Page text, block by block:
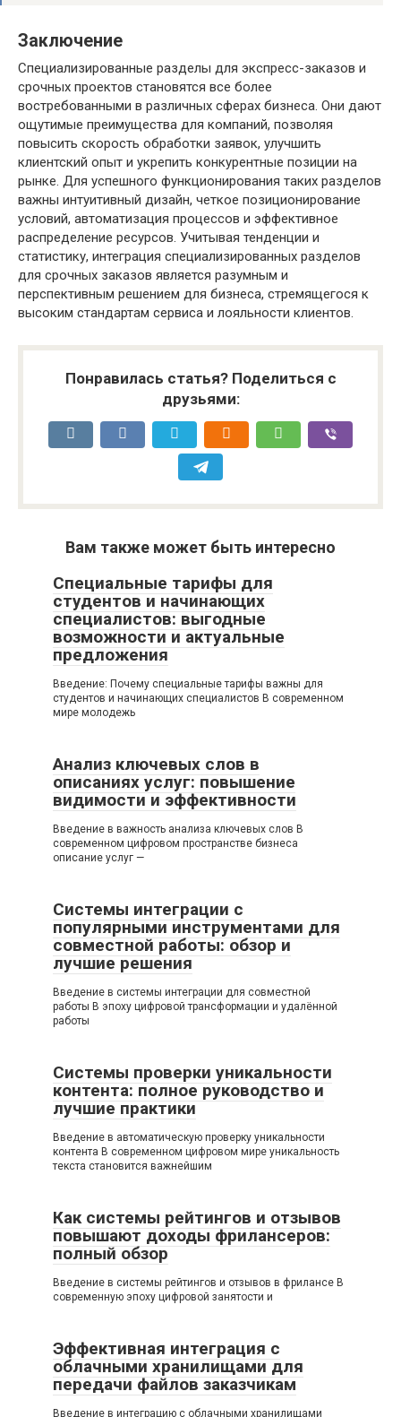
Заключение
Специализированные разделы для экспресс-заказов и
срочных проектов становятся все более
востребованными в различных сферах бизнеса. Они дают
ощутимые преимущества для компаний, позволяя
повысить скорость обработки заявок, улучшить
клиентский опыт и укрепить конкурентные позиции на
рынке. Для успешного функционирования таких разделов
важны интуитивный дизайн, четкое позиционирование
условий, автоматизация процессов и эффективное
распределение ресурсов. Учитывая тенденции и
статистику, интеграция специализированных разделов
для срочных заказов является разумным и
перспективным решением для бизнеса, стремящегося к
высоким стандартам сервиса и лояльности клиентов.
Понравилась статья? Поделиться с
друзьями:
Вам также может быть интересно
Специальные тарифы для
студентов и начинающих
специалистов: выгодные
возможности и актуальные
предложения
Введение: Почему специальные тарифы важны для
студентов и начинающих специалистов В современном
мире молодежь
Анализ ключевых слов в
описаниях услуг: повышение
видимости и эффективности
Введение в важность анализа ключевых слов В
современном цифровом пространстве бизнеса
описание услуг —
Системы интеграции с
популярными инструментами для
совместной работы: обзор и
лучшие решения
Введение в системы интеграции для совместной
работы В эпоху цифровой трансформации и удалённой
работы
Системы проверки уникальности
контента: полное руководство и
лучшие практики
Введение в автоматическую проверку уникальности
контента В современном цифровом мире уникальность
текста становится важнейшим
Как системы рейтингов и отзывов
повышают доходы фрилансеров:
полный обзор
Введение в системы рейтингов и отзывов в фрилансе В
современную эпоху цифровой занятости и
Эффективная интеграция с
облачными хранилищами для
передачи файлов заказчикам
Введение в интеграцию с облачными хранилищами